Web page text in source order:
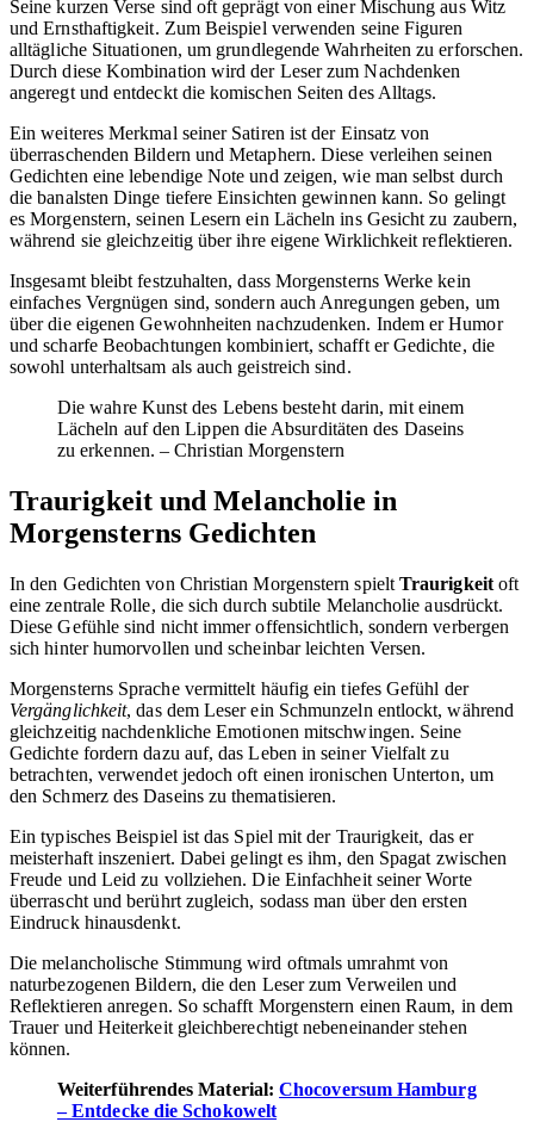
Seine kurzen Verse sind oft geprägt von einer Mischung aus Witz
und Ernsthaftigkeit. Zum Beispiel verwenden seine Figuren
alltägliche Situationen, um grundlegende Wahrheiten zu erforschen.
Durch diese Kombination wird der Leser zum Nachdenken
angeregt und entdeckt die komischen Seiten des Alltags.
Ein weiteres Merkmal seiner Satiren ist der Einsatz von
überraschenden Bildern und Metaphern. Diese verleihen seinen
Gedichten eine lebendige Note und zeigen, wie man selbst durch
die banalsten Dinge tiefere Einsichten gewinnen kann. So gelingt
es Morgenstern, seinen Lesern ein Lächeln ins Gesicht zu zaubern,
während sie gleichzeitig über ihre eigene Wirklichkeit reflektieren.
Insgesamt bleibt festzuhalten, dass Morgensterns Werke kein
einfaches Vergnügen sind, sondern auch Anregungen geben, um
über die eigenen Gewohnheiten nachzudenken. Indem er Humor
und scharfe Beobachtungen kombiniert, schafft er Gedichte, die
sowohl unterhaltsam als auch geistreich sind.
Die wahre Kunst des Lebens besteht darin, mit einem
Lächeln auf den Lippen die Absurditäten des Daseins
zu erkennen. – Christian Morgenstern
Traurigkeit und Melancholie in
Morgensterns Gedichten
In den Gedichten von Christian Morgenstern spielt Traurigkeitoft
eine zentrale Rolle, die sich durch subtile Melancholie ausdrückt.
Diese Gefühle sind nicht immer offensichtlich, sondern verbergen
sich hinter humorvollen und scheinbar leichten Versen.
Morgensterns Sprache vermittelt häufig ein tiefes Gefühl der
Vergänglichkeit, das dem Leser ein Schmunzeln entlockt, während
gleichzeitig nachdenkliche Emotionen mitschwingen. Seine
Gedichte fordern dazu auf, das Leben in seiner Vielfalt zu
betrachten, verwendet jedoch oft einen ironischen Unterton, um
den Schmerz des Daseins zu thematisieren.
Ein typisches Beispiel ist das Spiel mit der Traurigkeit, das er
meisterhaft inszeniert. Dabei gelingt es ihm, den Spagat zwischen
Freude und Leid zu vollziehen. Die Einfachheit seiner Worte
überrascht und berührt zugleich, sodass man über den ersten
Eindruck hinausdenkt.
Die melancholische Stimmung wird oftmals umrahmt von
naturbezogenen Bildern, die den Leser zum Verweilen und
Reflektieren anregen. So schafft Morgenstern einen Raum, in dem
Trauer und Heiterkeit gleichberechtigt nebeneinander stehen
können.
Weiterführendes Material:Chocoversum Hamburg
– Entdecke die Schokowelt